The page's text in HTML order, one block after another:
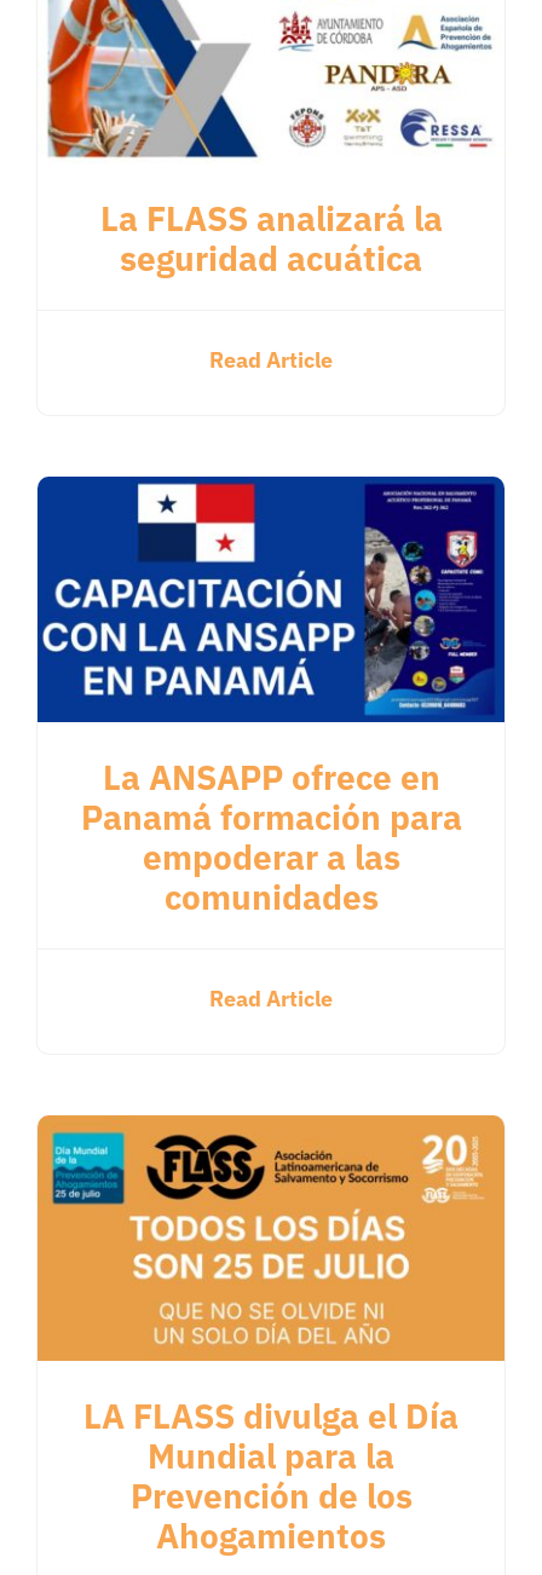
La FLASS analizará la
seguridad acuática
Read Article
La ANSAPP ofrece en
Panamá formación para
empoderar a las
comunidades
Read Article
LA FLASS divulga el Día
Mundial para la
Prevención de los
Ahogamientos